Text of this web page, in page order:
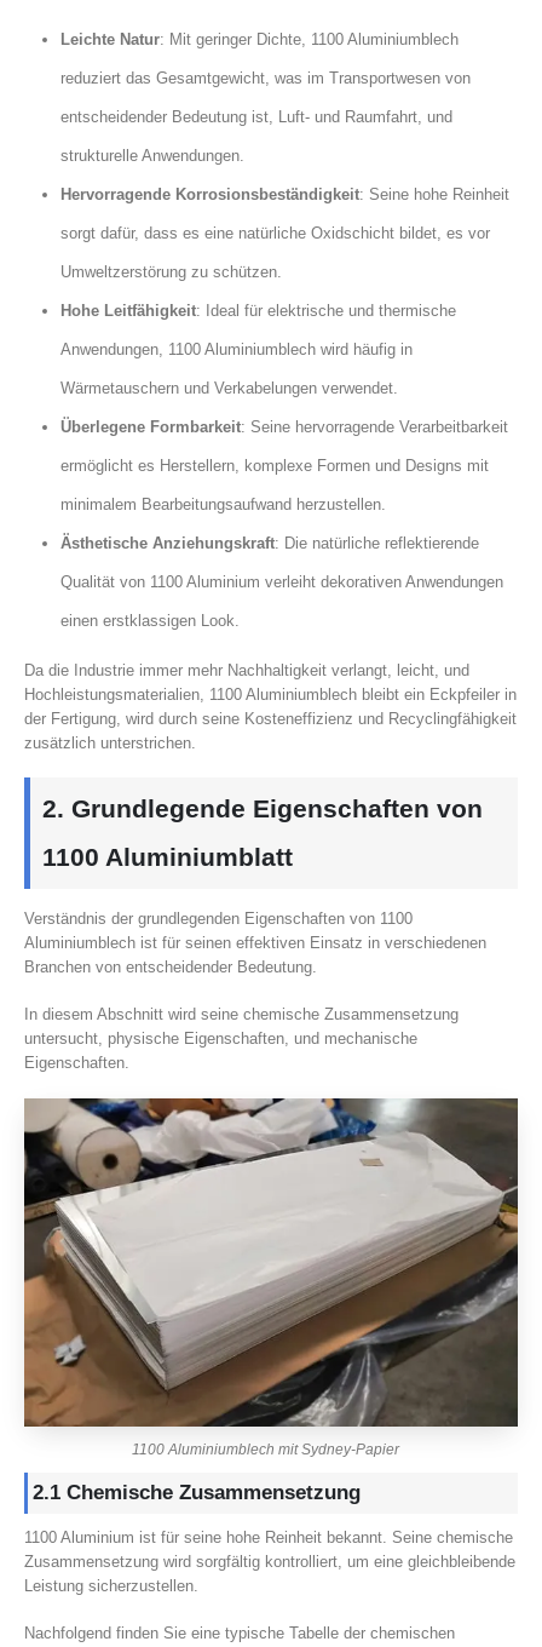
Leichte Natur: Mit geringer Dichte, 1100 Aluminiumblech
reduziert das Gesamtgewicht, was im Transportwesen von
entscheidender Bedeutung ist, Luft- und Raumfahrt, und
strukturelle Anwendungen.
Hervorragende Korrosionsbeständigkeit: Seine hohe Reinheit
sorgt dafür, dass es eine natürliche Oxidschicht bildet, es vor
Umweltzerstörung zu schützen.
Hohe Leitfähigkeit: Ideal für elektrische und thermische
Anwendungen, 1100 Aluminiumblech wird häufig in
Wärmetauschern und Verkabelungen verwendet.
Überlegene Formbarkeit: Seine hervorragende Verarbeitbarkeit
ermöglicht es Herstellern, komplexe Formen und Designs mit
minimalem Bearbeitungsaufwand herzustellen.
Ästhetische Anziehungskraft: Die natürliche reflektierende
Qualität von 1100 Aluminium verleiht dekorativen Anwendungen
einen erstklassigen Look.
Da die Industrie immer mehr Nachhaltigkeit verlangt, leicht, und
Hochleistungsmaterialien, 1100 Aluminiumblech bleibt ein Eckpfeiler in
der Fertigung, wird durch seine Kosteneffizienz und Recyclingfähigkeit
zusätzlich unterstrichen.
2. Grundlegende Eigenschaften von
1100 Aluminiumblatt
Verständnis der grundlegenden Eigenschaften von 1100
Aluminiumblech ist für seinen effektiven Einsatz in verschiedenen
Branchen von entscheidender Bedeutung.
In diesem Abschnitt wird seine chemische Zusammensetzung
untersucht, physische Eigenschaften, und mechanische
Eigenschaften.
1100 Aluminiumblech mit Sydney-Papier
2.1 Chemische Zusammensetzung
1100 Aluminium ist für seine hohe Reinheit bekannt. Seine chemische
Zusammensetzung wird sorgfältig kontrolliert, um eine gleichbleibende
Leistung sicherzustellen.
Nachfolgend finden Sie eine typische Tabelle der chemischen